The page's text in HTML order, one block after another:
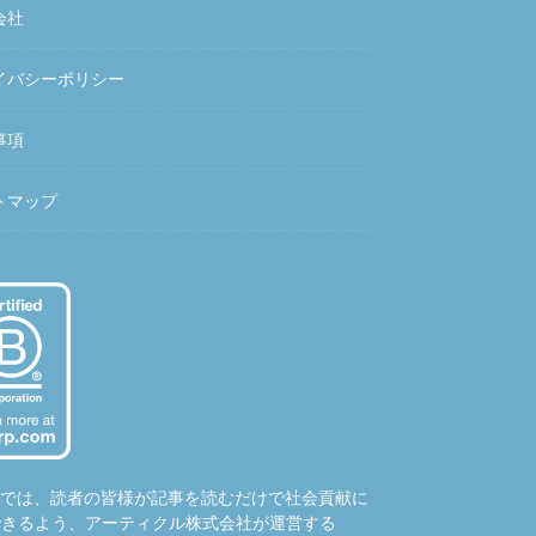
社
バシーポリシー
項
マップ
は、読者の皆様が記事を読むだけで社会貢献に
るよう、アーティクル株式会社が運営する